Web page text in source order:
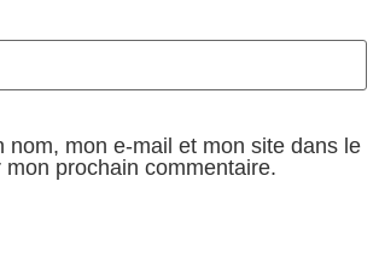
nom, mon e-mail et mon site dans le
mon prochain commentaire.